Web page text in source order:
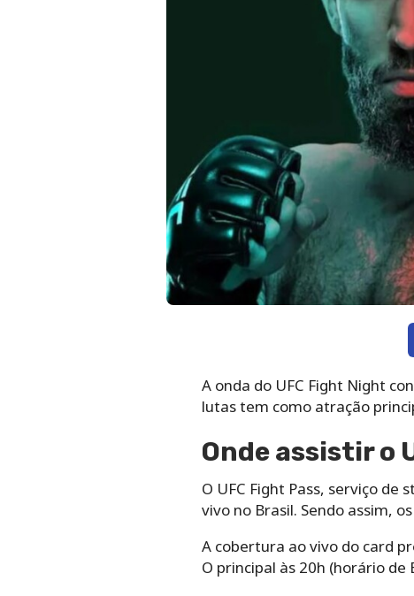
A onda do UFC Fight Night
lutas tem como atração
Onde assistir o
O UFC Fight Pass, serviço
vivo no Brasil. Sendo assim,
A cobertura ao vivo do card
O principal às 20h (horário de